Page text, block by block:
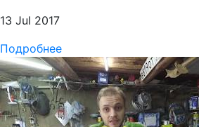
13 Jul 2017
Подробнее